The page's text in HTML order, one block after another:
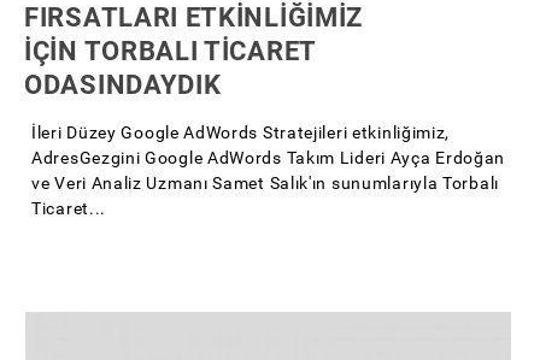
FIRSATLARI ETKİNLİĞİMİZ
İÇİN TORBALI TİCARET
ODASINDAYDIK
İleri Düzey Google AdWords Stratejileri etkinliğimiz,
AdresGezgini Google AdWords Takım Lideri Ayça Erdoğan
ve Veri Analiz Uzmanı Samet Salık'ın sunumlarıyla Torbalı
Ticaret...